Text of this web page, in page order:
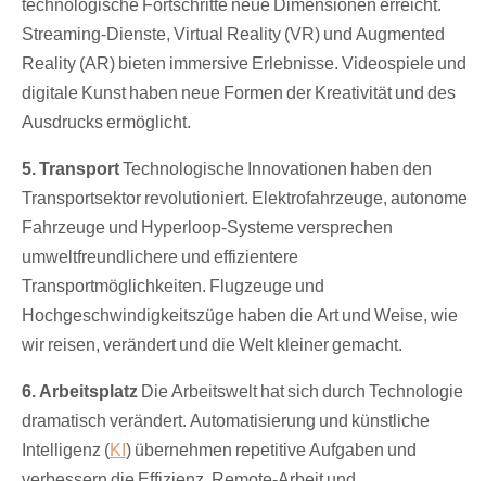
Streaming-Dienste, Virtual Reality (VR) und Augmented
Reality (AR) bieten immersive Erlebnisse. Videospiele und
digitale Kunst haben neue Formen der Kreativität und des
Ausdrucks ermöglicht.
5. TransportTechnologische Innovationen haben den
Transportsektor revolutioniert. Elektrofahrzeuge, autonome
Fahrzeuge und Hyperloop-Systeme versprechen
umweltfreundlichere und effizientere
Transportmöglichkeiten. Flugzeuge und
Hochgeschwindigkeitszüge haben die Art und Weise, wie
wir reisen, verändert und die Welt kleiner gemacht.
6. ArbeitsplatzDie Arbeitswelt hat sich durch Technologie
dramatisch verändert. Automatisierung und künstliche
Intelligenz (KI) übernehmen repetitive Aufgaben und